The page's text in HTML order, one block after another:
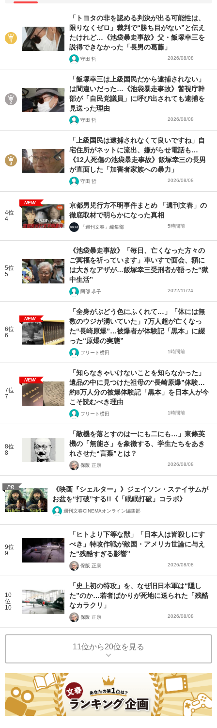
「トヨタの非を認める判決が出る可能性は、
限りなくゼロ」裁判で“勝ち目がない”と伝え
たけれど…《池袋暴走事故》父・飯塚幸三を
説得できなかった「長男の葛藤」
守田 哲 2026/08/08
「飯塚幸三は上級国民だから逮捕されない」
は間違いだった…《池袋暴走事故》警視庁幹
部が「自民党議員」に呼び出されても逮捕を
見送った理由
守田 哲 2026/08/08
「上級国民は逮捕されなくて良いですね」自
宅住所がネットに流出、嫌がらせ電話も…
《12人死傷の池袋暴走事故》飯塚幸三の長男
が直面した「加害者家族への暴力」
守田 哲 2026/08/08
4位
4
NEW
京都男児行方不明事件まとめ 「週刊文春」の
徹底取材で明らかになった真相
「週刊文春」編集部 5時間前
5位
5
《池袋暴走事故》「毎日、亡くなった方々の
ご冥福を祈っています」車いすで面会、額に
は大きなアザが…飯塚幸三受刑者が語った“獄
中生活”
阿部 恭子 2022/11/24
6位
6
NEW
「全身がぶどう色にふくれて…」「体には無
数のウジが湧いていた」7万人超が亡くなっ
た“長崎原爆”…被爆者が体験記「黒本」に綴
った“原爆の実態”
フリート横田 1時間前
7位
7
NEW
「知らなきゃいけないことを知らなかった」
遺品の中に見つけた祖母の“長崎原爆”体験…
約8万人分の被爆体験記「黒本」を日本人が今
こそ読むべき理由
フリート横田 1時間前
8位
8
「敵機を落とすのは一にも二にも…」東條英
機の「無能さ」を象徴する、学生たちをあき
れさせた“言葉”とは？
保阪 正康 2026/08/08
PR
《映画『シェルター』》ジェイソン・ステイサムが
お盆を“打破”する!!《「眠眠打破」コラボ》
週刊文春CINEMAオンライン編集部
9位
9
「ヒトより下等な獣」「日本人は皆殺しにす
べき」特攻作戦が敵国・アメリカ世論に与え
た“残酷すぎる影響”
保阪 正康 2026/08/08
10
位
10
「史上初の特攻」を、なぜ旧日本軍は“隠し
た”のか…若者ばかりが死地に送られた「残酷
なカラクリ」
保阪 正康 2026/08/08
11位から20位を見る